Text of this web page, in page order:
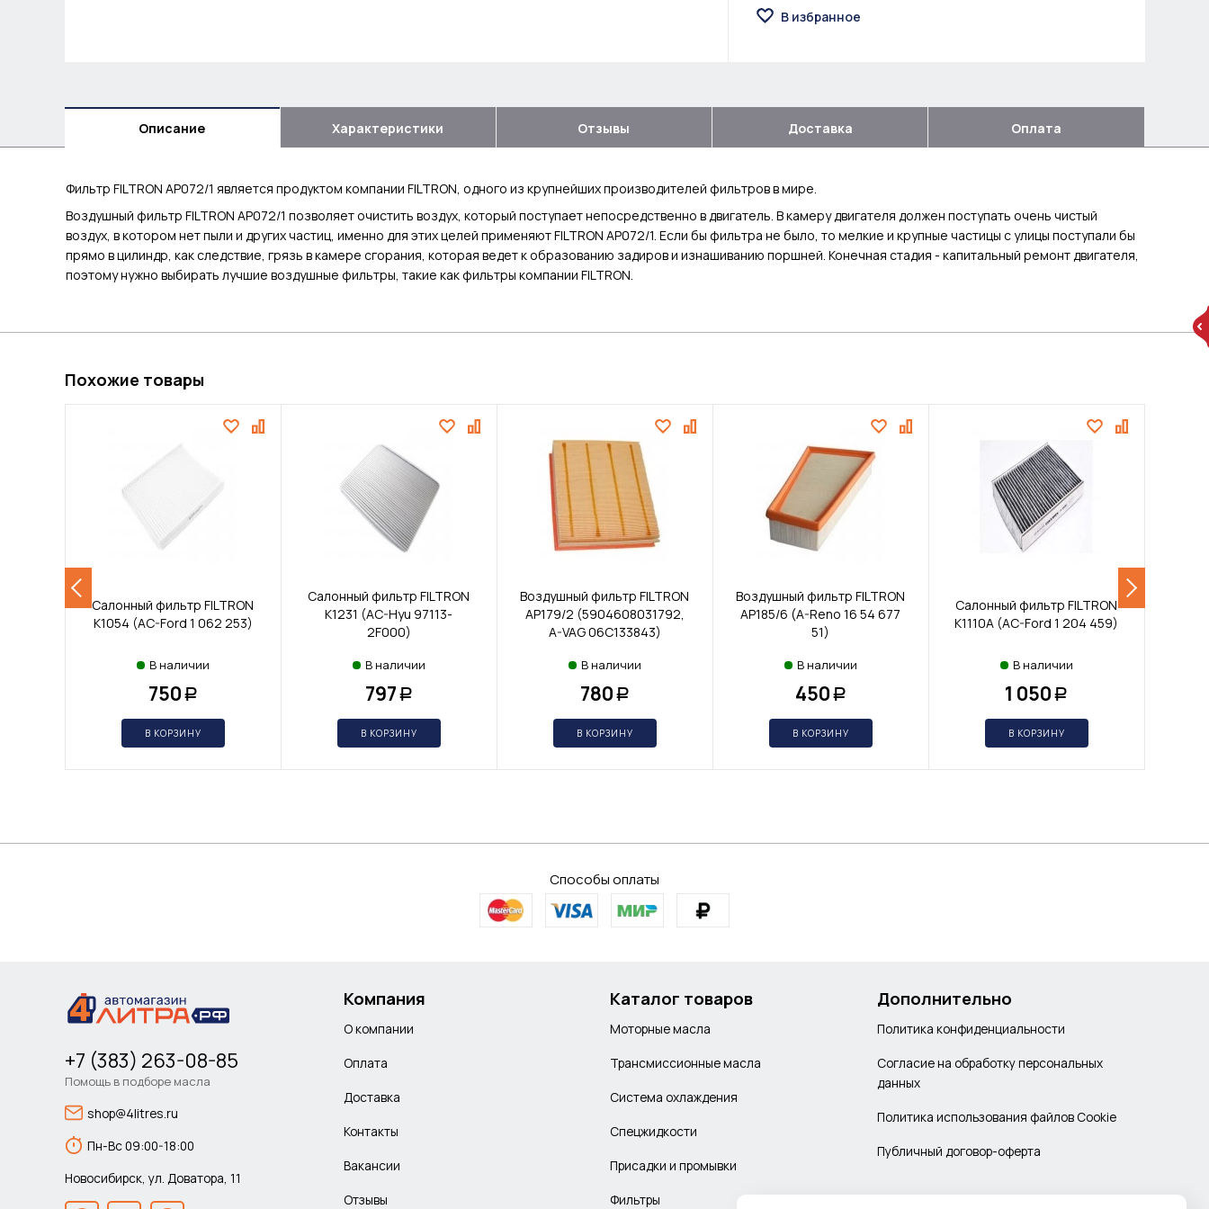
В избранное
Описание Характеристики Отзывы Доставка Оплата
Фильтр FILTRON AP072/1 является продуктом компании FILTRON, одного из крупнейших производителей фильтров в мире.
Воздушный фильтр FILTRON AP072/1 позволяет очистить воздух, который поступает непосредственно в двигатель. В камеру двигателя должен поступать очень чистый
воздух, в котором нет пыли и других частиц, именно для этих целей применяют FILTRON AP072/1. Если бы фильтра не было, то мелкие и крупные частицы с улицы поступали бы
прямо в цилиндр, как следствие, грязь в камере сгорания, которая ведет к образованию задиров и изнашиванию поршней. Конечная стадия - капитальный ремонт двигателя,
поэтому нужно выбирать лучшие воздушные фильтры, такие как фильтры компании FILTRON.
Похожие товары
Салонный фильтр FILTRON
K1054 (AC-Ford 1 062 253)
В наличии
750 Р
В КОРЗИНУ
Салонный фильтр FILTRON
K1231 (AC-Hyu 97113-
2F000)
В наличии
797 Р
В КОРЗИНУ
Воздушный фильтр FILTRON
AP179/2 (5904608031792,
A-VAG 06C133843)
В наличии
780 Р
В КОРЗИНУ
Воздушный фильтр FILTRON
AP185/6 (A-Reno 16 54 677
51)
В наличии
450 Р
В КОРЗИНУ
Салонный фильтр FILTRON
K1110A (AC-Ford 1 204 459)
В наличии
1 050 Р
В КОРЗИНУ
Способы оплаты
+7 (383) 263-08-85
Помощь в подборе масла
shop@4litres.ru
Пн-Вс 09:00-18:00
Новосибирск, ул. Доватора, 11
Компания
О компании
Оплата
Доставка
Контакты
Вакансии
Отзывы
Каталог товаров
Моторные масла
Трансмиссионные масла
Система охлаждения
Спецжидкости
Присадки и промывки
Фильтры
Дополнительно
Политика конфиденциальности
Согласие на обработку персональных
данных
Политика использования файлов Cookie
Публичный договор-оферта